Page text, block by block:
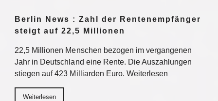
Berlin News : Zahl der Rentenempfänger
steigt auf 22,5 Millionen
22,5 Millionen Menschen bezogen im vergangenen
Jahr in Deutschland eine Rente. Die Auszahlungen
stiegen auf 423 Milliarden Euro. Weiterlesen
Weiterlesen